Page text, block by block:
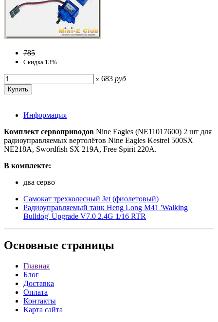
785
Скидка 13%
x 683 руб
Информация
Комплект сервоприводов Nine Eagles (NE11017600) 2 шт для
радиоуправляемых вертолётов Nine Eagles Kestrel 500SX
NE218A, Swordfish SX 219A, Free Spirit 220A.
В комплекте:
два серво
Самокат трехколесный Jet (фиолетовый)
Радиоуправляемый танк Heng Long M41 'Walking
Bulldog' Upgrade V7.0 2.4G 1/16 RTR
Основные страницы
Главная
Блог
Доставка
Оплата
Контакты
Карта сайта